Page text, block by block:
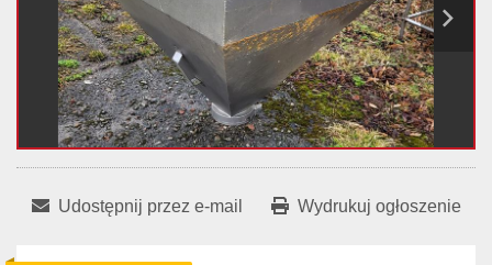
Udostępnij przez e-mail Wydrukuj ogłoszenie